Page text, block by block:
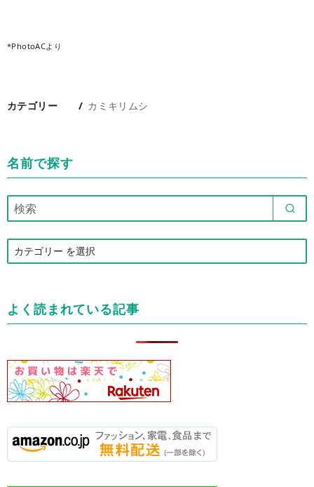
*PhotoACより
カテゴリー カミキリムシ
名前で探す
テ
ー
よく読まれている記事